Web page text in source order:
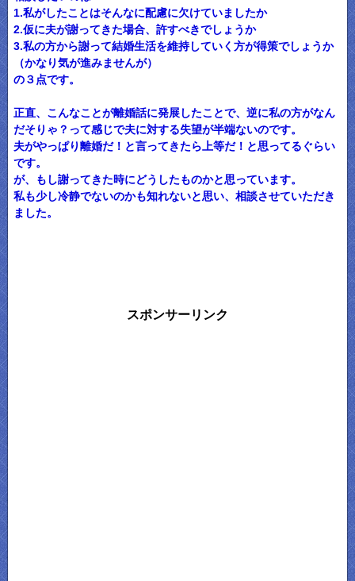
1.私がしたことはそんなに配慮に欠けていましたか
2.仮に夫が謝ってきた場合、許すべきでしょうか
3.私の方から謝って結婚生活を維持していく方が得策でしょうか
（かなり気が進みませんが）
の３点です。
正直、こんなことが離婚話に発展したことで、逆に私の方がなん
だそりゃ？って感じで夫に対する失望が半端ないのです。
夫がやっぱり離婚だ！と言ってきたら上等だ！と思ってるぐらい
です。
が、もし謝ってきた時にどうしたものかと思っています。
私も少し冷静でないのかも知れないと思い、相談させていただき
ました。
スポンサーリンク